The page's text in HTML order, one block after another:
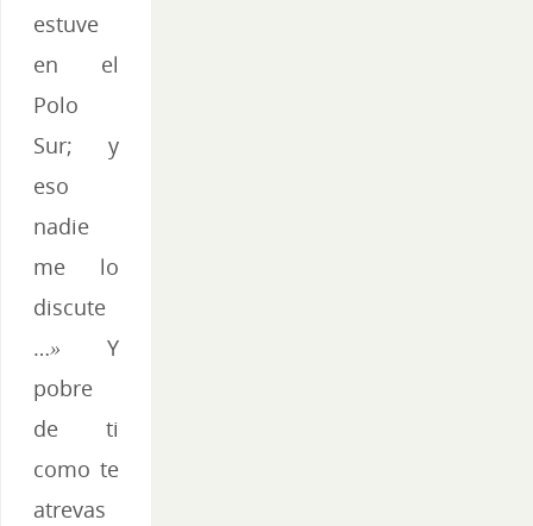
estuve
en el
Polo
Sur; y
eso
nadie
me lo
discute
…» Y
pobre
de ti
como te
atrevas